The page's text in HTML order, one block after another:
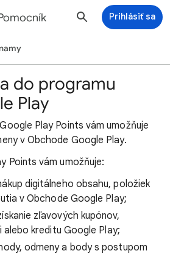
Prihlásiť sa
do programu
Play
Play Points vám umožňuje
v Obchode Google Play.
Points vám umožňuje:
digitálneho obsahu, položiek
v Obchode Google Play;
zľavových kupónov,
alebo kreditu Google Play;
odmeny a body s postupom